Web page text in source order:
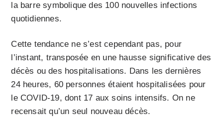
la barre symbolique des 100 nouvelles infections
quotidiennes.
Cette tendance ne s’est cependant pas, pour
l’instant, transposée en une hausse significative des
décès ou des hospitalisations. Dans les dernières
24 heures, 60 personnes étaient hospitalisées pour
le COVID-19, dont 17 aux soins intensifs. On ne
recensait qu’un seul nouveau décès.